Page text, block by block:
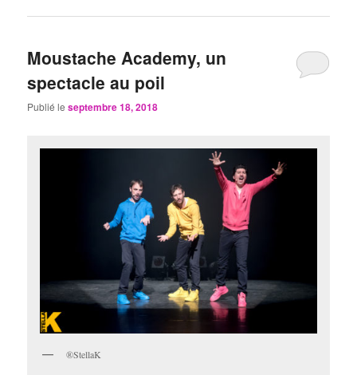
Moustache Academy, un
spectacle au poil
Publié leseptembre 18, 2018
®StellaK